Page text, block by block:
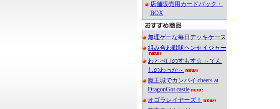
店舗販売用カードパック・
BOX
無理ゲーな毎日デッキケース
組み合わ戦隊ヘンセイジャー
わとぺけのすもす☆ ～てん
しのわっか～
魔王城でカンパイ cheers at
DragonGot castle
オゴラレイヤーズ！